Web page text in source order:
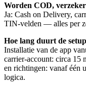
Worden COD,
Ja: Cash on Delivery,
TIN-velden — alles per
Hoe lang duurt de
Installatie van de app
carrier-account: circa 15
en richtingen: vanaf één
logica.